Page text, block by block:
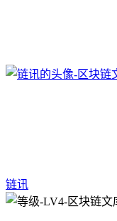
链讯